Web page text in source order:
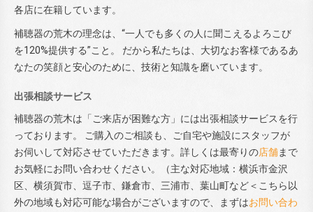
各店に在籍しています。
補聴器の荒木の理念は、“一人でも多くの人に聞こえるよろこび
を120%提供する”こと。 だから私たちは、大切なお客様であるあ
なたの笑顔と安心のために、技術と知識を磨いています。
出張相談サービス
補聴器の荒木は「ご来店が困難な方」には出張相談サービスを行
っております。 ご購入のご相談も、ご自宅や施設にスタッフが
お伺いして対応させていただきます。詳しくは最寄りの店舗まで
お気軽にお問い合わせください。（主な対応地域：横浜市金沢
区、横須賀市、逗子市、鎌倉市、三浦市、葉山町など＜こちら以
外の地域も対応可能な場合がございますので、まずはお問い合わ